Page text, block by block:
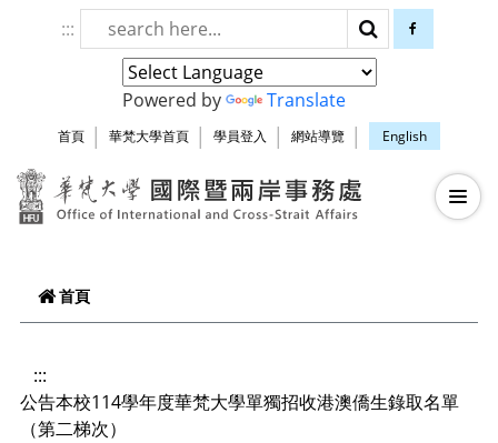
跳到頁面主要內容區
::: 搜尋 facebook
Powered by Translate
首頁 華梵大學首頁 學員登入 網站導覽 English
華梵大學智慧
—
—
—
首頁
:::
公告本校114學年度華梵大學單獨招收港澳僑生錄取名單
（第二梯次）